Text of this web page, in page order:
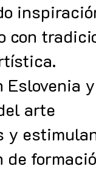
con
Eslovenia y
arte
y